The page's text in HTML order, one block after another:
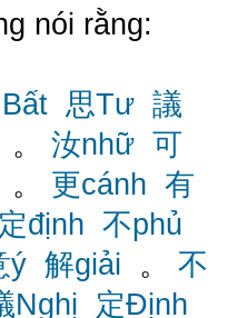
nói rằng:
思Tư 議
。 汝nhữ 可
。 更cánh 有
定định 不phủ
ý 解giải 。 不
Nghị
定Định